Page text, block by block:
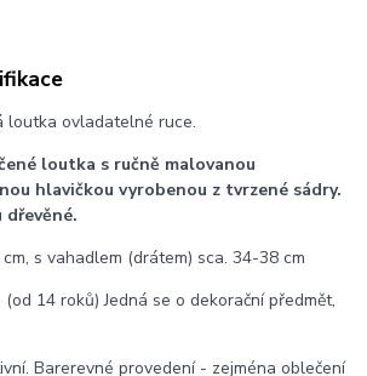
loutka ovladatelné ruce.
loutka s ručně malovanou
hlavičkou vyrobenou z tvrzené sádry.
s vahadlem (drátem) sca. 34-38 cm
14 roků) Jedná se o dekorační předmět,
Barerevné provedení - zejména oblečení